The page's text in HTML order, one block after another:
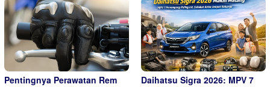
Pentingnya Perawatan Rem
Daihatsu Sigra 2026: MPV 7